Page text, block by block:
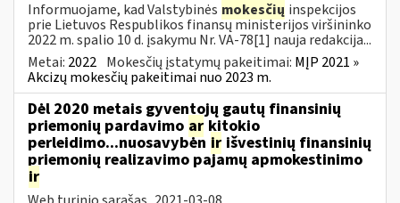
Informuojame, kad Valstybinės mokesčių inspekcijos
prie Lietuvos Respublikos finansų ministerijos viršininko
2022 m. spalio 10 d. įsakymu Nr. VA-78[1] nauja redakcija...
Metai: 2022 Mokesčių įstatymų pakeitimai: MĮP 2021 »
Akcizų mokesčių pakeitimai nuo 2023 m.
Dėl 2020 metais gyventojų gautų finansinių
priemonių pardavimo ar kitokio
perleidimo...nuosavybėn ir išvestinių finansinių
priemonių realizavimo pajamų apmokestinimo
ir